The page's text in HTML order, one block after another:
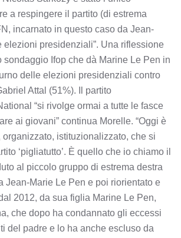
a respingere il partito (di estrema
incarnato in questo caso da Jean-
elezioni presidenziali”. Una riflessione
sondaggio Ifop che dà Marine Le Pen in
delle elezioni presidenziali contro
Attal (51%). Il partito
“si rivolge ormai a tutte le fasce
ai giovani” continua Morelle. “Oggi è
organizzato, istituzionalizzato, che si
‘pigliatutto’. È quello che io chiamo il
al piccolo gruppo di estrema destra
Jean-Marie Le Pen e poi riorientato e
2012, da sua figlia Marine Le Pen,
che dopo ha condannato gli eccessi
del padre e lo ha anche escluso da